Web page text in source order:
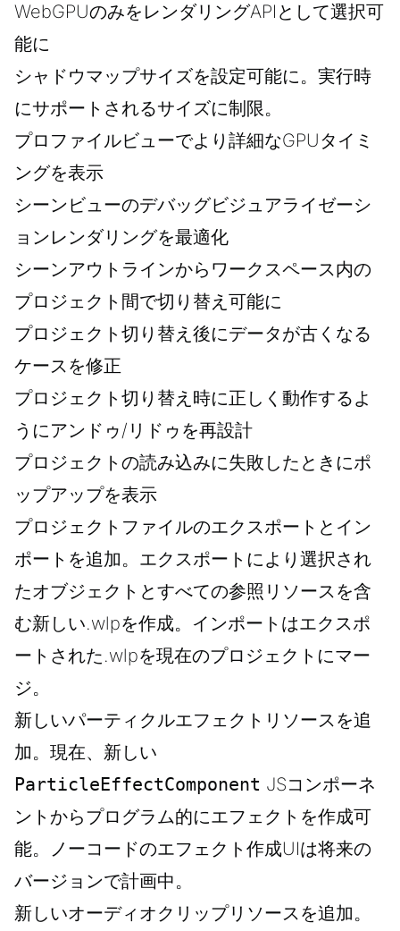
WebGPUのみをレンダリングAPIとして選択可
能に
シャドウマップサイズを設定可能に。実行時
にサポートされるサイズに制限。
プロファイルビューでより詳細なGPUタイミ
ングを表示
シーンビューのデバッグビジュアライゼーシ
ョンレンダリングを最適化
シーンアウトラインからワークスペース内の
プロジェクト間で切り替え可能に
プロジェクト切り替え後にデータが古くなる
ケースを修正
プロジェクト切り替え時に正しく動作するよ
うにアンドゥ/リドゥを再設計
プロジェクトの読み込みに失敗したときにポ
ップアップを表示
プロジェクトファイルのエクスポートとイン
ポートを追加。エクスポートにより選択され
たオブジェクトとすべての参照リソースを含
む新しい.wlpを作成。インポートはエクスポ
ートされた.wlpを現在のプロジェクトにマー
ジ。
新しいパーティクルエフェクトリソースを追
加。現在、新しい
ParticleEffectComponent JSコンポーネ
ントからプログラム的にエフェクトを作成可
能。ノーコードのエフェクト作成UIは将来の
バージョンで計画中。
新しいオーディオクリップリソースを追加。